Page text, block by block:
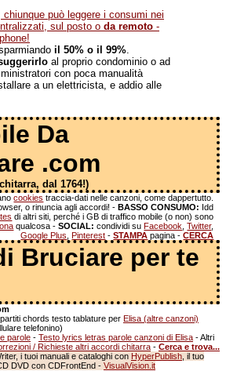
chiunque può leggere i consumi nei
sul posto o da remoto -
il 50% o il 99%.
al proprio condominio o ad
con poca manualità
a un elettricista, e addio alle
Da
.com
dal 1764!)
cookies traccia-dati nelle canzoni, come dappertutto.
o rinuncia agli accordi! -BASSO CONSUMO: Idd
di altri siti, perché i GB di traffico mobile (o non) sono
qualcosa -SOCIAL: condividi suFacebook ,Twitter,
Google Plus ,Pinterest -STAMPA pagina -CERCA
Bruciare per te
chords testo tablature per Elisa (altre canzoni)
telefonino)
parole - Testo lyrics letras parole canzoni di Elisa - Altri
/ Richieste altri accordi chitarra - Cerca e trova...
i tuoi manuali e cataloghi con HyperPublish , il tuo
DVD con CDFrontEnd - VisualVision.it